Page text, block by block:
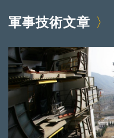
軍事技術文章